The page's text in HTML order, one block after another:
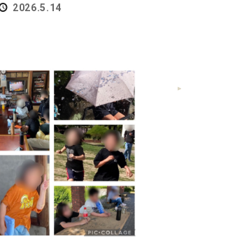
2026.5.14